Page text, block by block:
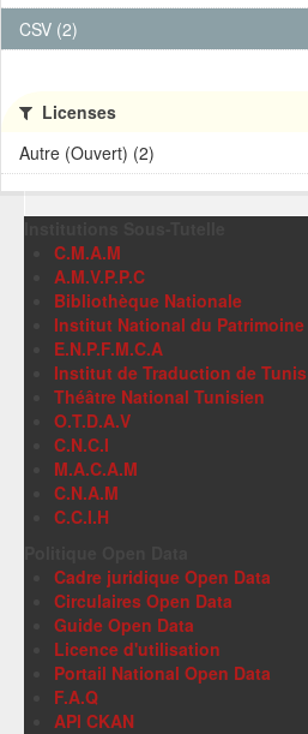
CSV (2)
Licenses
Autre (Ouvert) (2)
C.M.A.M
A.M.V.P.P.C
Bibliothèque Nationale
Institut National du Patrimoine
E.N.P.F.M.C.A
Institut de Traduction de Tunis
Théâtre National Tunisien
O.T.D.A.V
C.N.C.I
M.A.C.A.M
C.N.A.M
C.C.I.H
Cadre juridique Open Data
Circulaires Open Data
Guide Open Data
Licence d'utilisation
Portail National Open Data
F.A.Q
API CKAN